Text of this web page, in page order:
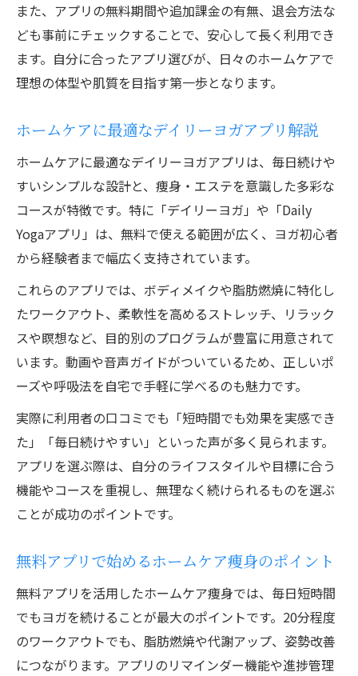
また、アプリの無料期間や追加課金の有無、退会方法な
ども事前にチェックすることで、安心して長く利用でき
ます。自分に合ったアプリ選びが、日々のホームケアで
理想の体型や肌質を目指す第一歩となります。
ホームケアに最適なデイリーヨガアプリ解説
ホームケアに最適なデイリーヨガアプリは、毎日続けや
すいシンプルな設計と、痩身・エステを意識した多彩な
コースが特徴です。特に「デイリーヨガ」や「Daily
Yogaアプリ」は、無料で使える範囲が広く、ヨガ初心者
から経験者まで幅広く支持されています。
これらのアプリでは、ボディメイクや脂肪燃焼に特化し
たワークアウト、柔軟性を高めるストレッチ、リラック
スや瞑想など、目的別のプログラムが豊富に用意されて
います。動画や音声ガイドがついているため、正しいポ
ーズや呼吸法を自宅で手軽に学べるのも魅力です。
実際に利用者の口コミでも「短時間でも効果を実感でき
た」「毎日続けやすい」といった声が多く見られます。
アプリを選ぶ際は、自分のライフスタイルや目標に合う
機能やコースを重視し、無理なく続けられるものを選ぶ
ことが成功のポイントです。
無料アプリで始めるホームケア痩身のポイント
無料アプリを活用したホームケア痩身では、毎日短時間
でもヨガを続けることが最大のポイントです。20分程度
のワークアウトでも、脂肪燃焼や代謝アップ、姿勢改善
につながります。アプリのリマインダー機能や進捗管理